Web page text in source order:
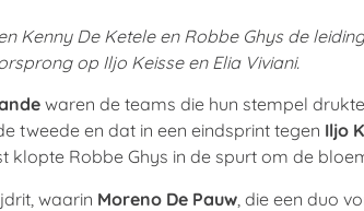
De Ketele en Robbe Ghys de
op Iljo Keisse en Elia Viviani.
waren de teams die hun stempel
tweede en dat in een eindsprint tegen Iljo
Robbe Ghys in de spurt om de
waarin Moreno De Pauw , die een duo